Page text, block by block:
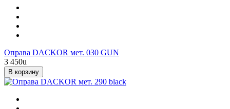
Оправа DACKOR мет. 030 GUN
3 450u
В корзину